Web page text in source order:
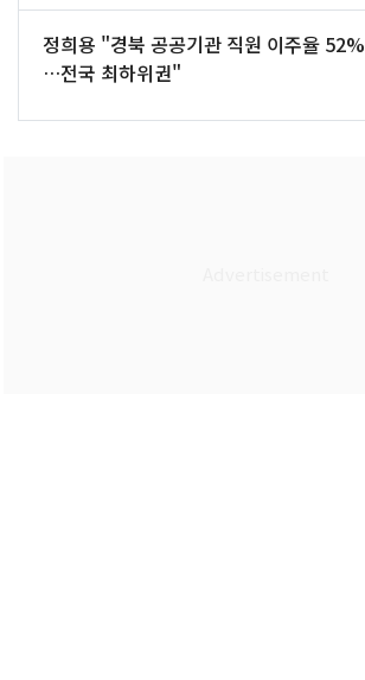
정희용 "경북 공공기관 직원 이주율 52%
…전국 최하위권"